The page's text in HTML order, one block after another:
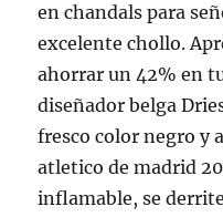
en chandals para
excelente chollo.
ahorrar un 42% en
diseñador belga
fresco color negro y
atletico de madrid
inflamable, se